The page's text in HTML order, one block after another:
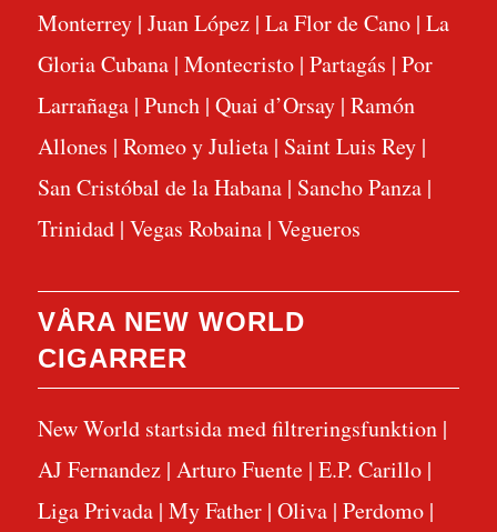
Monterrey| Juan López| La Flor de Cano| La
Gloria Cubana| Montecristo| Partagás | Por
Larrañaga| Punch| Quai d’Orsay| Ramón
Allones | Romeo y Julieta| Saint Luis Rey|
San Cristóbal de la Habana| Sancho Panza|
Trinidad| Vegas Robaina| Vegueros
VÅRA NEW WORLD
CIGARRER
New World startsida med filtreringsfunktion|
AJ Fernandez| Arturo Fuente| E.P. Carillo|
Liga Privada| My Father| Oliva| Perdomo|